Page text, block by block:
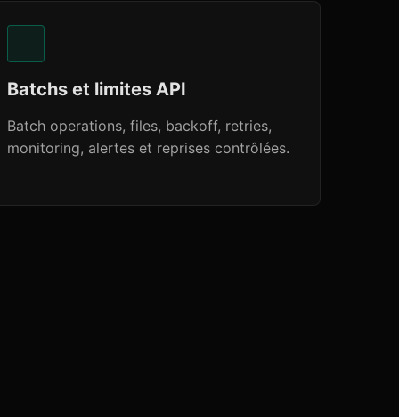
Batchs et limites API
Batch operations, files, backoff, retries,
monitoring, alertes et reprises contrôlées.